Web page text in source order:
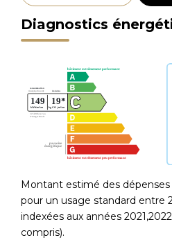
Diagnostics
Montant estimé des
pour un usage standard entre
indexées aux années
compris).